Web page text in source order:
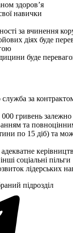
здоров’я
навички
за вчинення
діях буде
буде
служба за
гривень
та
по 15 діб) та
соціальні пільги
лідерських
підрозділ